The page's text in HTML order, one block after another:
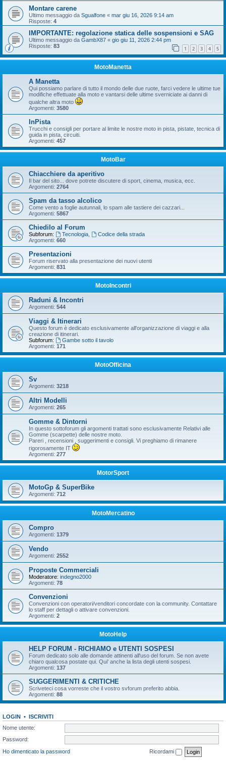
Montare carene
Ultimo messaggio da Sgualfone « mar giu 16, 2026 9:14 am
Risposte: 4
IMPORTANTE: regolazione statica delle sospensioni e SAG
Ultimo messaggio da GambX87 « gio giu 11, 2026 2:44 pm
Risposte: 83 1 2 3 4 5
MotoManetta
A Manetta
Qui possiamo parlare di tutto il mondo delle due ruote, farci vedere le ultime tue
modifiche effettuate alla moto e vantarsi delle ultime sverniciate ai danni di
qualche altra moto
Argomenti: 3580
InPista
Trucchi e consigli per portare al limite le nostre moto in pista, pistate, tecnica di
guida in pista, circuiti.
Argomenti: 457
MotoBar
Chiacchiere da aperitivo
Il bar del sito... dove potrete discutere di sport, cinema, musica, ecc.
Argomenti: 2764
Spam da tasso alcolico
Come vento a foglie autunnali, lo spam alle tastiere dei cazzari...
Argomenti: 5867
Chiedilo al Forum
Subforum: Tecnologia,
Codice della strada
Argomenti: 660
Presentazioni
Forum riservato alla presentazione dei nuovi utenti
Argomenti: 831
MotoIncontri
Raduni & Incontri
Argomenti: 544
Viaggi & Itinerari
Questo forum è dedicato esclusivamente all'organizzazione di viaggi e alla
creazione di itinerari.
Subforum:
Gambe sotto il tavolo
Argomenti: 171
MotoOfficina
Sv
Argomenti: 3218
Altri Modelli
Argomenti: 265
Gomme & Dintorni
In questo sottoforum gli argomenti trattati sono esclusivamente Relativi alle
Gomme (scarpette) delle nostre moto.
Pareri , recensioni , suggerimenti e consigli. Vi preghiamo di rimanere
rigorosamente IT
Argomenti: 277
MotorSport
MotoGp & SuperBike
Argomenti: 712
MotoMercatino
Compro
Argomenti: 1379
Vendo
Argomenti: 2552
Proposte Commerciali
Moderatore: indegno2000
Argomenti: 78
Convenzioni
Convenzioni con operatori/venditori concordate con la community. Contattare
lo staff per dettagli o attivare convenzioni.
Argomenti: 2
MotoHelp
HELP FORUM - RICHIAMO e UTENTI SOSPESI
Forum dedicato solo alle domande attinenti all'uso del forum. Se non avete
chiaro qualcosa postate qui. Qui' anche la lista degli utenti sospesi.
Argomenti: 137
SUGGERIMENTI & CRITICHE
Scriveteci cosa vorreste che il vostro svforum preferito abbia.
Argomenti: 88
LOGIN •
ISCRIVITI
Nome utente:
Password:
Ho dimenticato la password
Ricordami